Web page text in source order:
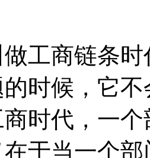
商链条时
时候，它
时代，一
于当一个